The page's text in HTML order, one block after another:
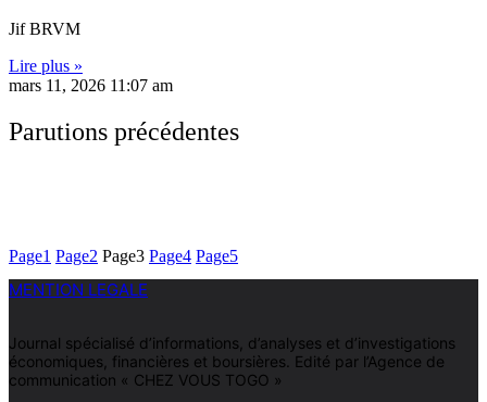
Jif BRVM
Lire plus »
mars 11, 2026 11:07 am
Parutions précédentes
Page1 Page2 Page3 Page4 Page5
MENTION LEGALE
Journal spécialisé d’informations, d’analyses et d’investigations
économiques, financières et boursières. Edité par l’Agence de
communication « CHEZ VOUS TOGO »